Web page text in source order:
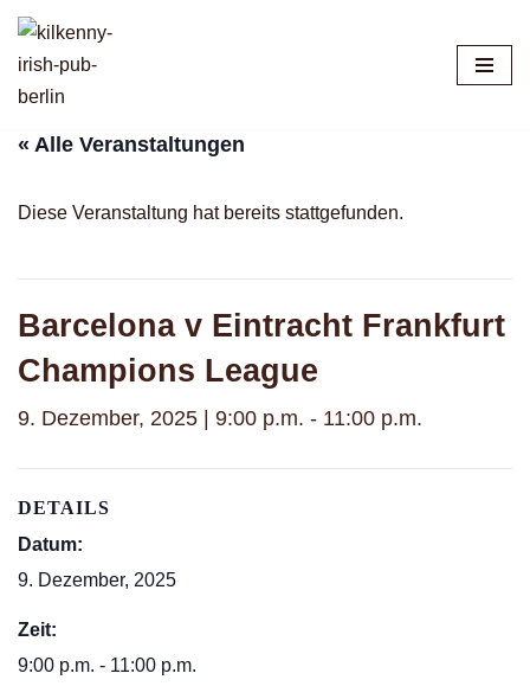
Zum
Inhalt
« Alle Veranstaltungen
Diese Veranstaltung hat bereits stattgefunden.
Barcelona v Eintracht Frankfurt
Champions League
9. Dezember, 2025 | 9:00 p.m. - 11:00 p.m.
DETAILS
Datum:
9. Dezember, 2025
Zeit:
9:00 p.m. - 11:00 p.m.